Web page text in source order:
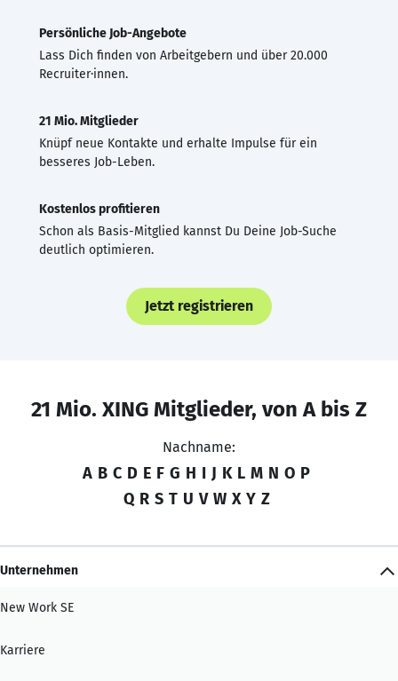
Persönliche Job-Angebote
Lass Dich finden von Arbeitgebern und über 20.000
Recruiter·innen.
21 Mio. Mitglieder
Knüpf neue Kontakte und erhalte Impulse für ein
besseres Job-Leben.
Kostenlos profitieren
Schon als Basis-Mitglied kannst Du Deine Job-Suche
deutlich optimieren.
Jetzt registrieren
21 Mio. XING Mitglieder, von A bis Z
Nachname:
A B C D E F G H I J K L M N O P
Q R S T U V W X Y Z
Unternehmen
New Work SE
Karriere